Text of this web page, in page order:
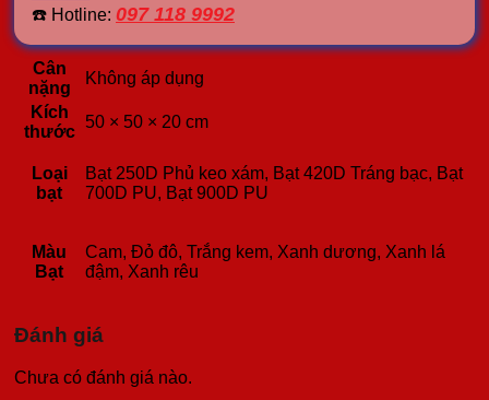
☎️ Hotline: 097 118 9992
Cân
nặng
Không áp dụng
Kích
thước
50 × 50 × 20 cm
Loại
bạt
Bạt 250D Phủ keo xám, Bạt 420D Tráng bạc, Bạt
700D PU, Bạt 900D PU
Màu
Bạt
Cam, Đỏ đô, Trắng kem, Xanh dương, Xanh lá
đậm, Xanh rêu
Đánh giá
Chưa có đánh giá nào.